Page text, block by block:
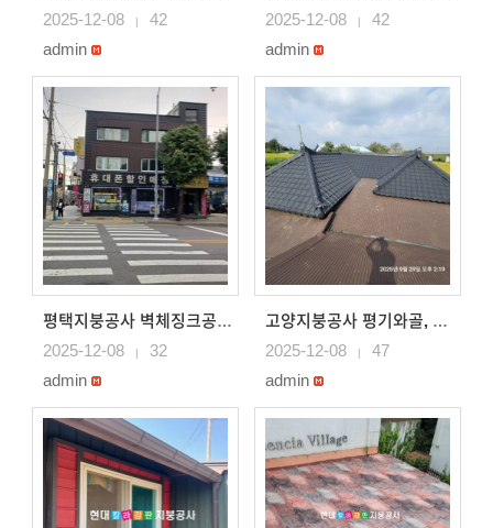
2025-12-08 |
42
admin
2025-12-08 |
42
admin
평택지붕공사 벽체징크공사 오래된 건물 징크로 외벽시공
2025-12-08 |
32
admin
고양지붕공사 평기와골, 스레트s골 칼라강판으로 지붕시공
2025-12-08 |
47
admin